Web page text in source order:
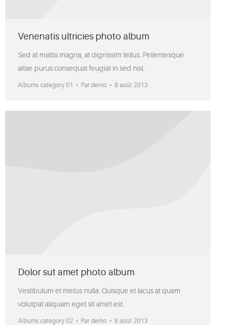
Venenatis ultricies photo album
Sed at mattis magna, at dignissim tellus. Pellentesque
aitae purus consequat feugiat in sed nisl.
Albums category 01 Par demo 8 août 2013
Dolor sut amet photo album
Vestibulum et metus nulla. Quisque et lacus at quam
volutpat aliquam eget sit amet est.
Albums category 02 Par demo 8 août 2013